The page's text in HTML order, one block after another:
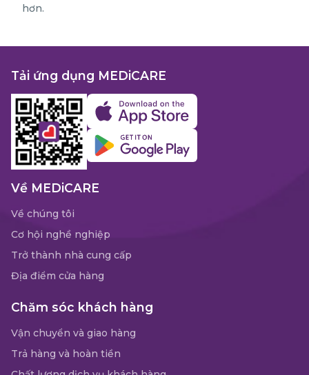
hơn.
Tải ứng dụng MEDiCARE
Về MEDiCARE
Về chúng tôi
Cơ hội nghề nghiệp
Trở thành nhà cung cấp
Địa điểm cửa hàng
Chăm sóc khách hàng
Vận chuyển và giao hàng
Trả hàng và hoàn tiền